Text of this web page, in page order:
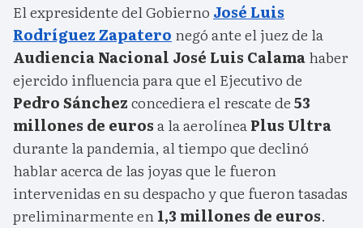
El expresidente del Gobierno José Luis
Rodríguez Zapatero negó ante el juez de la
Audiencia Nacional José Luis Calamahaber
ejercido influencia para que el Ejecutivo de
Pedro Sánchezconcediera el rescate de53
millones de eurosa la aerolíneaPlus Ultra
durante la pandemia, al tiempo que declinó
hablar acerca de las joyas que le fueron
intervenidas en su despacho y que fueron tasadas
preliminarmente en1,3 millones de euros.